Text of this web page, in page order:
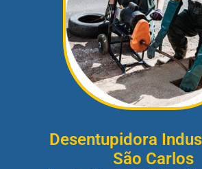
Desentupidora
São Carlos